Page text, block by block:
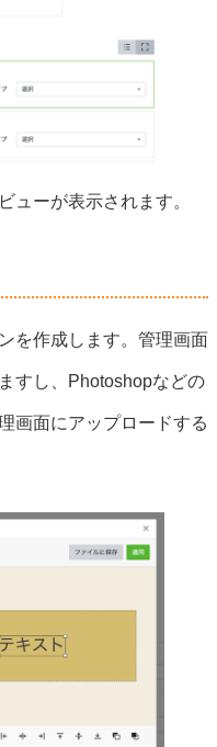
ューが表示されます。
を作成します。管理画面
すし、Photoshopなどの
画面にアップロードする